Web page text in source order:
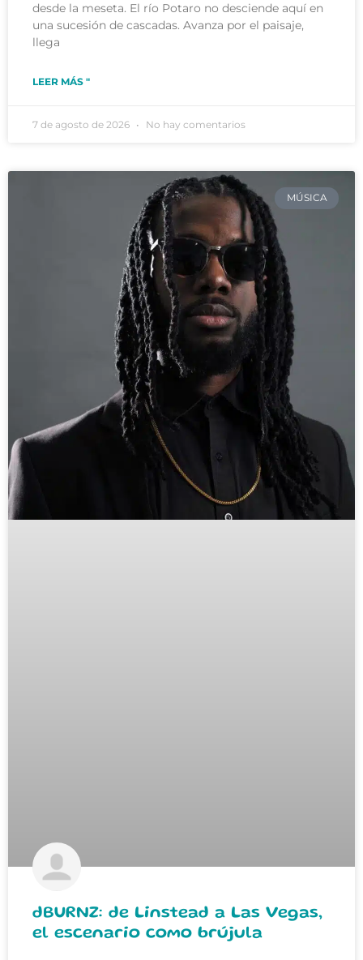
desde la meseta. El río Potaro no desciende aquí en
una sucesión de cascadas. Avanza por el paisaje,
llega
LEER MÁS "
7 de agosto de 2026 No hay comentarios
MÚSICA
dBURNZ: de Linstead a Las Vegas,
el escenario como brújula